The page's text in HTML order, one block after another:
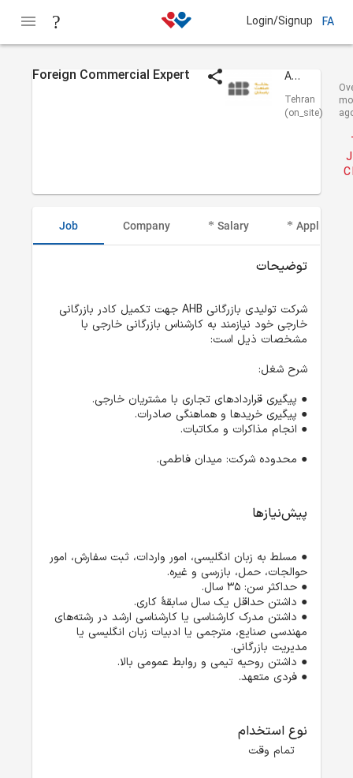
Login/Signup FA
Foreign Commercial Expert AHB Group
Tehran
(on_site)
Job Company Salary Applicant
توضیحات
مشخصات ذیل است:
شرح شغل:
● پیگیری قراردادهای تجاری با مشتریان خارجی.
● پیگیری خریدها و هماهنگی صادرات.
● انجام مذاکرات و مکاتبات.
● محدوده شرکت: میدان فاطمی.
پیش‌نیازها
● فردی متعهد.
نوع استخدام
تمام وقت